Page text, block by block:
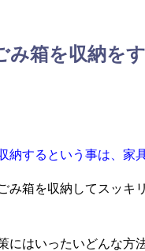
み箱を収納を
納するという事は、家
み箱を収納してスッキ
にはいったいどんな方